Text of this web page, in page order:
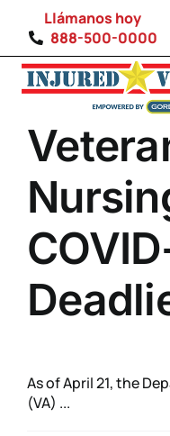
content
Inicio
Calculadora de
EN
Llámanos hoy
888-500-0000
As of April 21, the
(VA) ...